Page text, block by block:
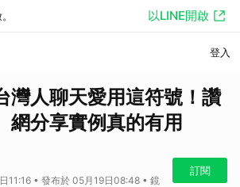
以LINE開啟
登入
灣人聊天愛用這符號！讚
分享實例真的有用
11:16 • 發布於 05月19日08:48 • 鏡
訂閱